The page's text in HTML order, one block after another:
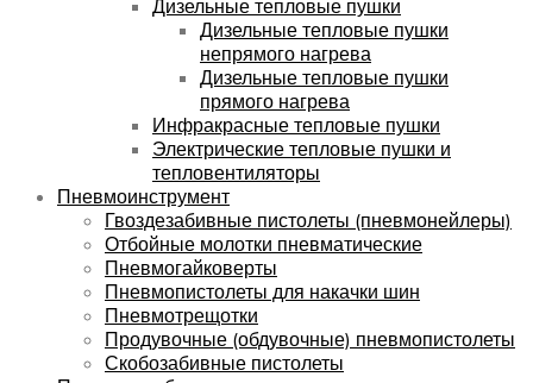
Дизельные тепловые пушки
Дизельные тепловые пушки
непрямого нагрева
Дизельные тепловые пушки
прямого нагрева
Инфракрасные тепловые пушки
Электрические тепловые пушки и
тепловентиляторы
Пневмоинструмент
Гвоздезабивные пистолеты (пневмонейлеры)
Отбойные молотки пневматические
Пневмогайковерты
Пневмопистолеты для накачки шин
Пневмотрещотки
Продувочные (обдувочные) пневмопистолеты
Скобозабивные пистолеты